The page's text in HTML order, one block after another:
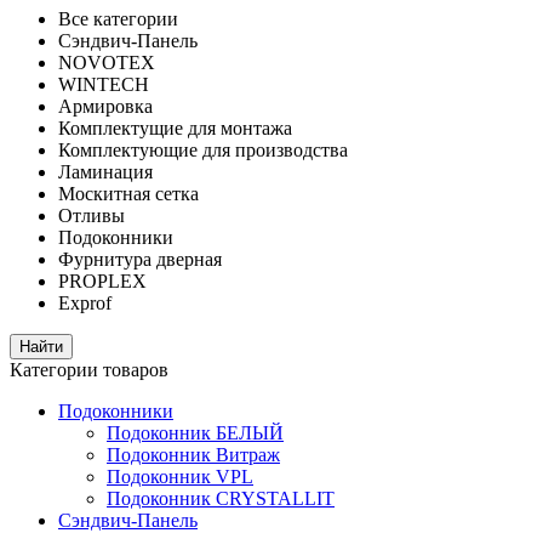
Все категории
Сэндвич-Панель
NOVOTEX
WINTECH
Армировка
Комплектущие для монтажа
Комплектующие для производства
Ламинация
Москитная сетка
Отливы
Подоконники
Фурнитура дверная
PROPLEX
Exprof
Категории товаров
Подоконники
Подоконник БЕЛЫЙ
Подоконник Витраж
Подоконник VPL
Подоконник CRYSTALLIT
Сэндвич-Панель